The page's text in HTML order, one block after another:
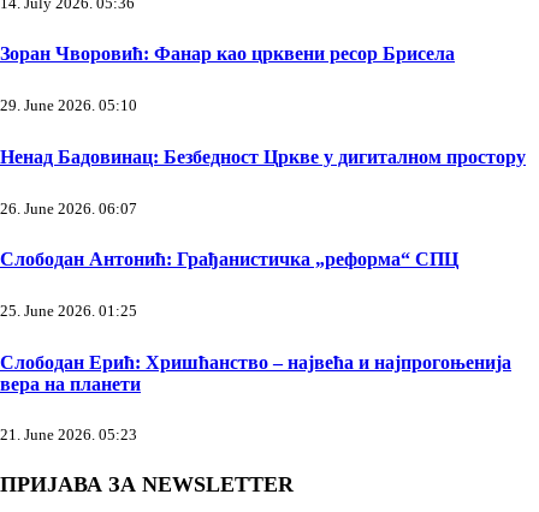
Зоран Чворовић: Фанар као црквени ресор Брисела
29. June 2026. 05:10
Ненад Бадовинац: Безбедност Цркве у дигиталном простору
26. June 2026. 06:07
Слободан Антонић: Грађанистичка „реформа“ СПЦ
25. June 2026. 01:25
Слободан Ерић: Хришћанство – највећа и најпрогоњенија
вера на планети
21. June 2026. 05:23
ПРИЈАВА ЗА NEWSLETTER